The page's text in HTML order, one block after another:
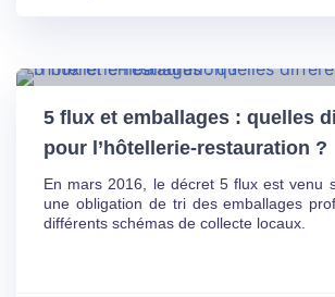
5 flux et emballages : quelles
pour l’hôtellerie-restauration ?
En mars 2016, le décret 5 flux est venu
une obligation de tri des emballages
différents schémas de collecte locaux.